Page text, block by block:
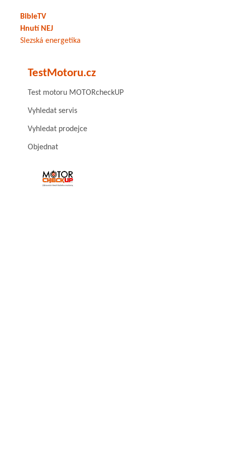
BibleTV
Hnutí NEJ
Slezská energetika
TestMotoru.cz
Test motoru MOTORcheckUP
Vyhledat servis
Vyhledat prodejce
Objednat